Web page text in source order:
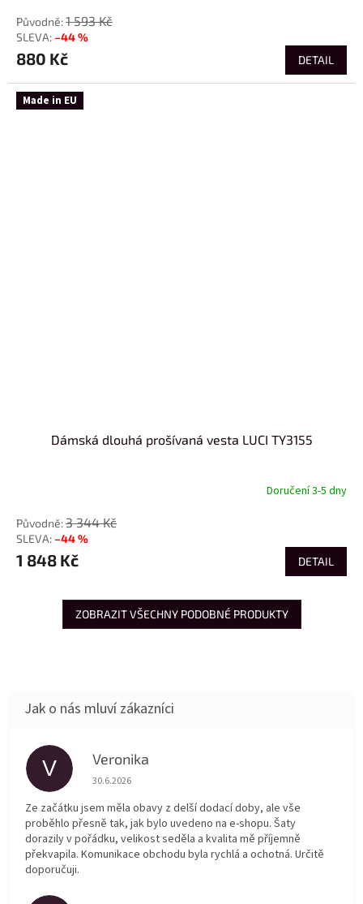
1 593 Kč
–44 %
880 Kč DETAIL
Made in EU
Dámská dlouhá prošívaná vesta LUCI TY3155
Doručení 3-5 dny
3 344 Kč
–44 %
1 848 Kč DETAIL
ZOBRAZIT VŠECHNY PODOBNÉ PRODUKTY
V Veronika
Hodnocení obchodu je 5 z 5 hvězdiček.
30.6.2026
Ze začátku jsem měla obavy z delší dodací doby, ale vše
proběhlo přesně tak, jak bylo uvedeno na e-shopu. Šaty
dorazily v pořádku, velikost seděla a kvalita mě příjemně
překvapila. Komunikace obchodu byla rychlá a ochotná. Určitě
doporučuji.